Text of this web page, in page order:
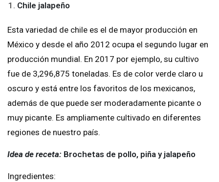
Chile jalapeño
Esta variedad de chile es el de mayor producción en
México y desde el año 2012 ocupa el segundo lugar en
producción mundial. En 2017 por ejemplo, su cultivo
fue de 3,296,875 toneladas. Es de color verde claro u
oscuro y está entre los favoritos de los mexicanos,
además de que puede ser moderadamente picante o
muy picante. Es ampliamente cultivado en diferentes
regiones de nuestro país.
Idea de receta: Brochetas de pollo, piña y jalapeño
Ingredientes: